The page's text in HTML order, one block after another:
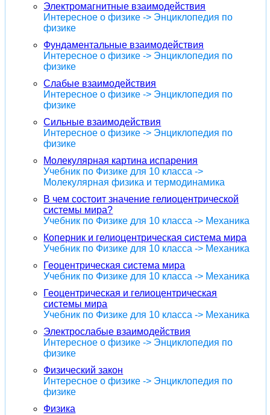
Электромагнитные взаимодействия
Интересное о физике -> Энциклопедия по
физике
Фундаментальные взаимодействия
Интересное о физике -> Энциклопедия по
физике
Слабые взаимодействия
Интересное о физике -> Энциклопедия по
физике
Сильные взаимодействия
Интересное о физике -> Энциклопедия по
физике
Молекулярная картина испарения
Учебник по Физике для 10 класса ->
Молекулярная физика и термодинамика
В чем состоит значение гелиоцентрической
системы мира?
Учебник по Физике для 10 класса -> Механика
Коперник и гелиоцентрическая система мира
Учебник по Физике для 10 класса -> Механика
Геоцентрическая система мира
Учебник по Физике для 10 класса -> Механика
Геоцентрическая и гелиоцентрическая
системы мира
Учебник по Физике для 10 класса -> Механика
Электрослабые взаимодействия
Интересное о физике -> Энциклопедия по
физике
Физический закон
Интересное о физике -> Энциклопедия по
физике
Физика